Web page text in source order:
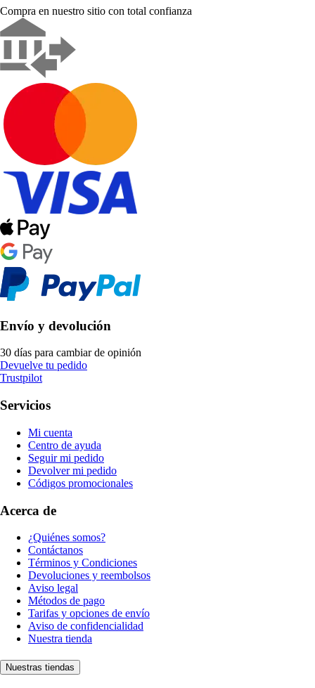
Compra en nuestro sitio con total confianza
Envío y devolución
30 días para cambiar de opinión
Devuelve tu pedido
Trustpilot
Servicios
Mi cuenta
Centro de ayuda
Seguir mi pedido
Devolver mi pedido
Códigos promocionales
Acerca de
¿Quiénes somos?
Contáctanos
Términos y Condiciones
Devoluciones y reembolsos
Aviso legal
Métodos de pago
Tarifas y opciones de envío
Aviso de confidencialidad
Nuestra tienda
Nuestras tiendas